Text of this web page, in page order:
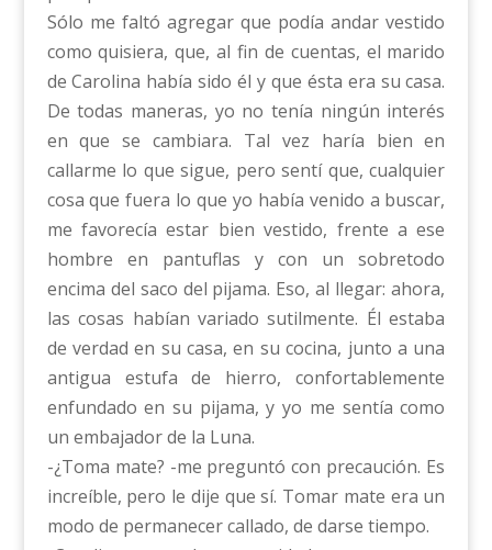
Sólo me faltó agregar que podía andar vestido
como quisiera, que, al fin de cuentas, el marido
de Carolina había sido él y que ésta era su casa.
De todas maneras, yo no tenía ningún interés
en que se cambiara. Tal vez haría bien en
callarme lo que sigue, pero sentí que, cualquier
cosa que fuera lo que yo había venido a buscar,
me favorecía estar bien vestido, frente a ese
hombre en pantuflas y con un sobretodo
encima del saco del pijama. Eso, al llegar: ahora,
las cosas habían variado sutilmente. Él estaba
de verdad en su casa, en su cocina, junto a una
antigua estufa de hierro, confortablemente
enfundado en su pijama, y yo me sentía como
un embajador de la Luna.
-¿Toma mate? -me preguntó con precaución. Es
increíble, pero le dije que sí. Tomar mate era un
modo de permanecer callado, de darse tiempo.